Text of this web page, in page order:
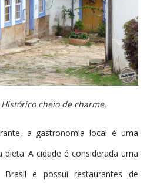
cheio de charme.
a gastronomia local é uma
dieta. A cidade é considerada uma
e possui restaurantes de